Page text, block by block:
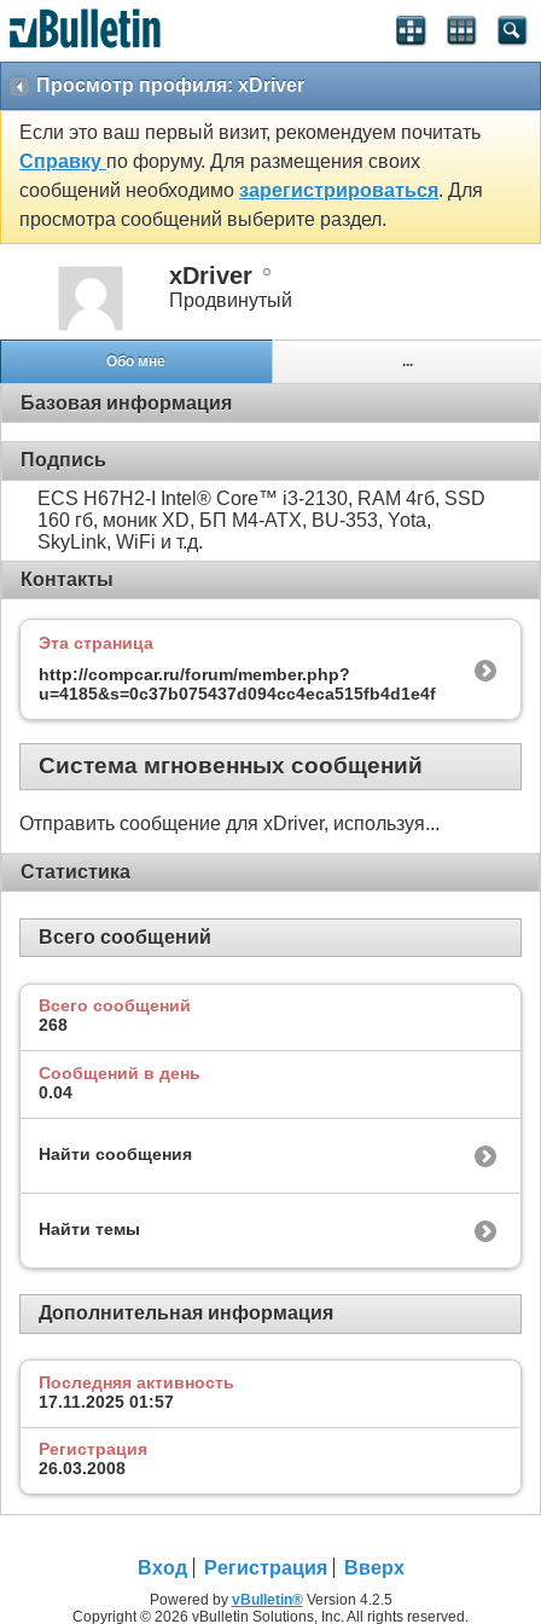
Просмотр профиля: xDriver
Если это ваш первый визит, рекомендуем почитать
Справку по форуму. Для размещения своих
сообщений необходимо зарегистрироваться. Для
просмотра сообщений выберите раздел.
xDriver
Продвинутый
Обо мне ...
Базовая информация
Подпись
ECS H67H2-I Intel® Core™ i3-2130, RAM 4гб, SSD
160 гб, моник XD, БП M4-ATX, BU-353, Yota,
SkyLink, WiFi и т.д.
Контакты
Эта страница
http://compcar.ru/forum/member.php?
u=4185&s=0c37b075437d094cc4eca515fb4d1e4f
Система мгновенных сообщений
Отправить сообщение для xDriver, используя...
Статистика
Всего сообщений
Всего сообщений
268
Сообщений в день
0.04
Найти сообщения
Найти темы
Дополнительная информация
Последняя активность
17.11.2025 01:57
Регистрация
26.03.2008
Вход Регистрация Вверх
Powered by vBulletin®Version 4.2.5
Copyright © 2026 vBulletin Solutions, Inc. All rights reserved.